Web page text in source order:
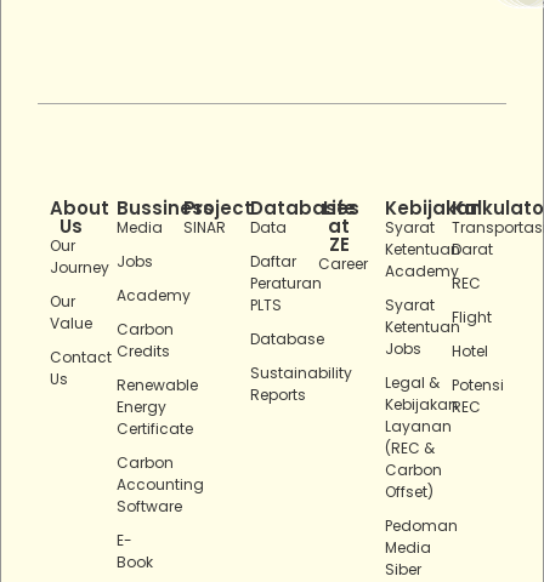
About
Us
Our
Journey
Our
Value
Contact
Us
Bussiness
Media
Jobs
Academy
Carbon
Credits
Renewable
Energy
Certificate
Carbon
Accounting
Software
E-
Book
Project
SINAR
Databases
Data
Daftar
Peraturan
PLTS
Database
Sustainability
Reports
Life
at
ZE
Career
Kebijakan
Syarat
Ketentuan
Academy
Syarat
Ketentuan
Jobs
Legal &
Kebijakan
Layanan
(REC &
Carbon
Offset)
Pedoman
Media
Siber
Darat
REC
Flight
Hotel
Potensi
REC